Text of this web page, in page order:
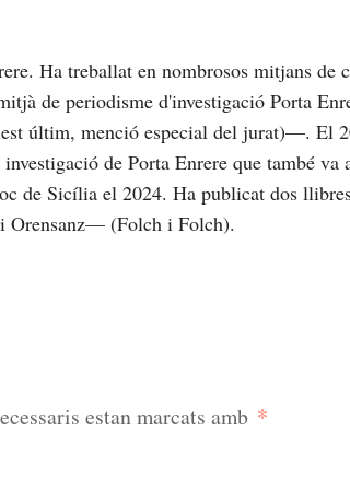
Ha treballat en nombrosos mitjans de
de periodisme d'investigació Porta
últim, menció especial del jurat)—. El
de Porta Enrere que també
de Sicília el 2024. Ha publicat dos
Orensanz— (Folch i Folch).
estan marcats amb *